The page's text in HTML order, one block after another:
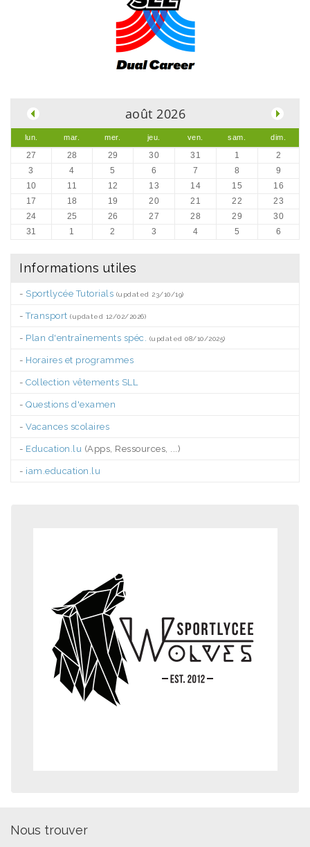
août 2026
lun. mar. mer. jeu. ven. sam. dim.
27 28 29 30 31 1
2
3
4 5 6 7 8
9
10
11 12 13 14 15
16
17
18 19 20 21 22
23
24
25 26 27 28 29
30
31
1 2 3 4 5 6
Informations utiles
- Sportlycée Tutorials (updated 23/10/19)
-Transport (updated 12/02/2026)
- Plan d'entraînements spéc. (updated 08/10/2025)
- Horaires et programmes
- Collection vêtements SLL
- Questions d'examen
- Vacances scolaires
- Education.lu (Apps, Ressources, ...)
- iam.education.lu
Nous trouver